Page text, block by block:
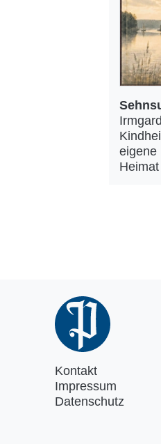
eigene
Kontakt
Impressum
Datenschutz